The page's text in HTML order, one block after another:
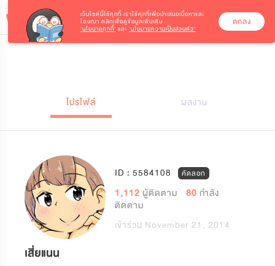
โปรไฟล์ ผลงาน
ID : 5584108 คัดลอก
1,112 ผู้ติดตาม 80 กำลัง
ติดตาม
เข้าร่วม November 21, 2014
เสี่ยแนน
เว็บไซต์นี้ใช้คุกกี้ เราใช้คุกกี้เพื่อนำเสนอเนื้อหาและ
โฆษณา คลิกเพื่อดูข้อมูลเพิ่มเติม
‘นโยบายคุกกี้’ และ ‘นโยบายความเป็นส่วนตัว’
ตกลง